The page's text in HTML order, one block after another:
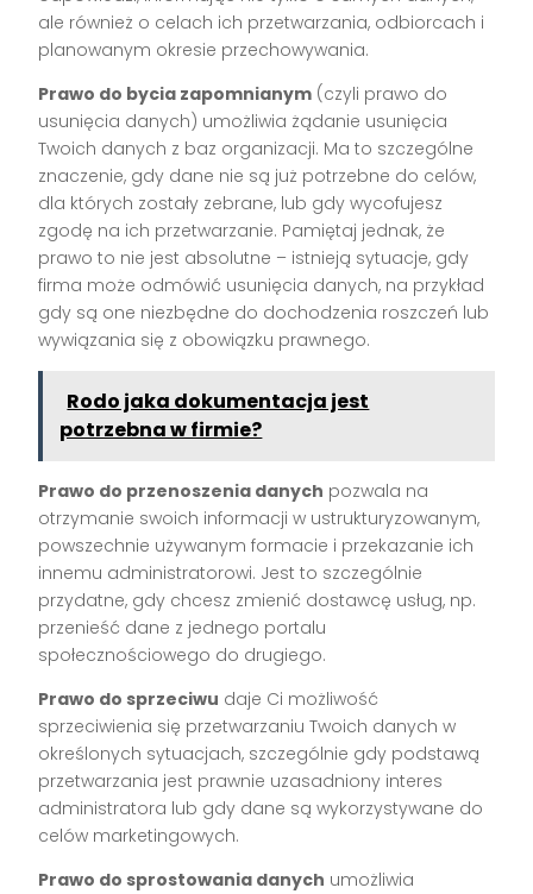
ale również o celach ich przetwarzania, odbiorcach i
planowanym okresie przechowywania.
Prawo do bycia zapomnianym (czyli prawo do
usunięcia danych) umożliwia żądanie usunięcia
Twoich danych z baz organizacji. Ma to szczególne
znaczenie, gdy dane nie są już potrzebne do celów,
dla których zostały zebrane, lub gdy wycofujesz
zgodę na ich przetwarzanie. Pamiętaj jednak, że
prawo to nie jest absolutne – istnieją sytuacje, gdy
firma może odmówić usunięcia danych, na przykład
gdy są one niezbędne do dochodzenia roszczeń lub
wywiązania się z obowiązku prawnego.
Rodo jaka dokumentacja jest
potrzebna w firmie?
Prawo do przenoszenia danych pozwala na
otrzymanie swoich informacji w ustrukturyzowanym,
powszechnie używanym formacie i przekazanie ich
innemu administratorowi. Jest to szczególnie
przydatne, gdy chcesz zmienić dostawcę usług, np.
przenieść dane z jednego portalu
społecznościowego do drugiego.
Prawo do sprzeciwu daje Ci możliwość
sprzeciwienia się przetwarzaniu Twoich danych w
określonych sytuacjach, szczególnie gdy podstawą
przetwarzania jest prawnie uzasadniony interes
administratora lub gdy dane są wykorzystywane do
celów marketingowych.
Prawo do sprostowania danych umożliwia